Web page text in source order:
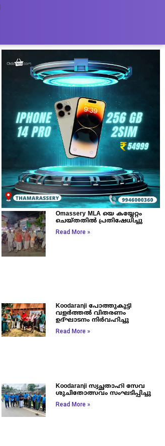
Omassery MLA യെ കയ്യേറ്റം
ചെയ്തതിൽ പ്രതിഷേധിച്ചു
Read More »
Koodaranji പോത്തുകുട്ടി
വളർത്തൽ വിതരണം
ഉദ്ഘാടനം നിർവഹിച്ചു
Read More »
Koodaranji സ്വച്ഛതാഹി സേവ
ശുചിതോത്സവം സംഘടിപ്പിച്ചു
Read More »